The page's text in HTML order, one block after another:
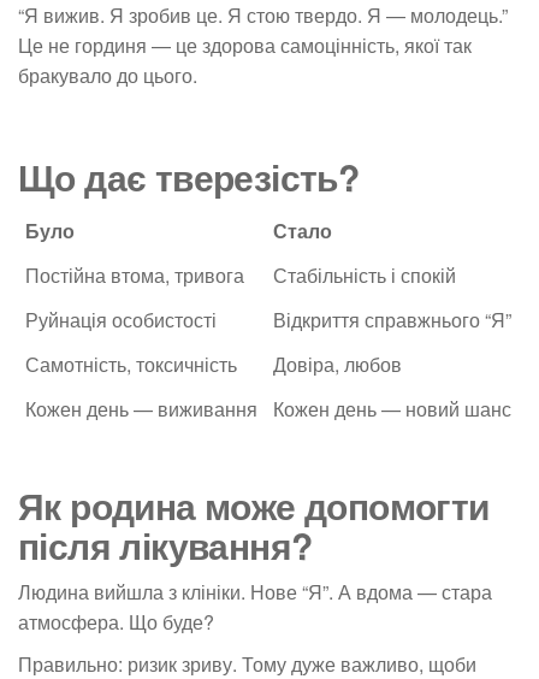
“Я вижив. Я зробив це. Я стою твердо. Я — молодець.”
Це не гординя — це здорова самоцінність, якої так
бракувало до цього.
Що дає тверезість?
Було
Стало
Постійна втома, тривога
Стабільність і спокій
Руйнація особистості
Відкриття справжнього “Я”
Самотність, токсичність
Довіра, любов
Кожен день — виживання
Кожен день — новий шанс
Як родина може допомогти
після лікування?
Людина вийшла з клініки. Нове “Я”. А вдома — стара
атмосфера. Що буде?
Правильно: ризик зриву. Тому дуже важливо, щоби